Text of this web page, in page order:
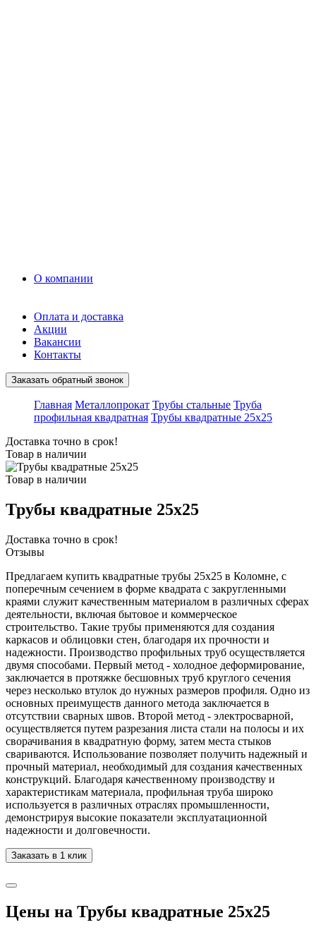
О компании
Оплата и доставка
Акции
Вакансии
Контакты
Заказать обратный звонок
Главная Металлопрокат Трубы стальные Труба
профильная квадратная Трубы квадратные 25x25
Доставка точно в срок!
Товар в наличии
Товар в наличии
Трубы квадратные 25x25
Доставка точно в срок!
Отзывы
Предлагаем купить квадратные трубы 25х25 в Коломне, с
поперечным сечением в форме квадрата с закругленными
краями служит качественным материалом в различных сферах
деятельности, включая бытовое и коммерческое
строительство. Такие трубы применяются для создания
каркасов и облицовки стен, благодаря их прочности и
надежности. Производство профильных труб осуществляется
двумя способами. Первый метод - холодное деформирование,
заключается в протяжке бесшовных труб круглого сечения
через несколько втулок до нужных размеров профиля. Одно из
основных преимуществ данного метода заключается в
отсутствии сварных швов. Второй метод - электросварной,
осуществляется путем разрезания листа стали на полосы и их
сворачивания в квадратную форму, затем места стыков
свариваются. Использование позволяет получить надежный и
прочный материал, необходимый для создания качественных
конструкций. Благодаря качественному производству и
характеристикам материала, профильная труба широко
используется в различных отраслях промышленности,
демонстрируя высокие показатели эксплуатационной
надежности и долговечности.
Заказать в 1 клик
Цены на Трубы квадратные 25x25